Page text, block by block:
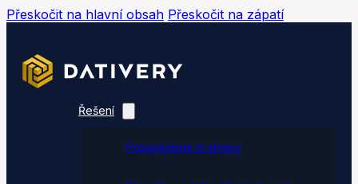
Přeskočit na hlavní obsah Přeskočit na zápatí
Řešení
Propojujeme e-shopy